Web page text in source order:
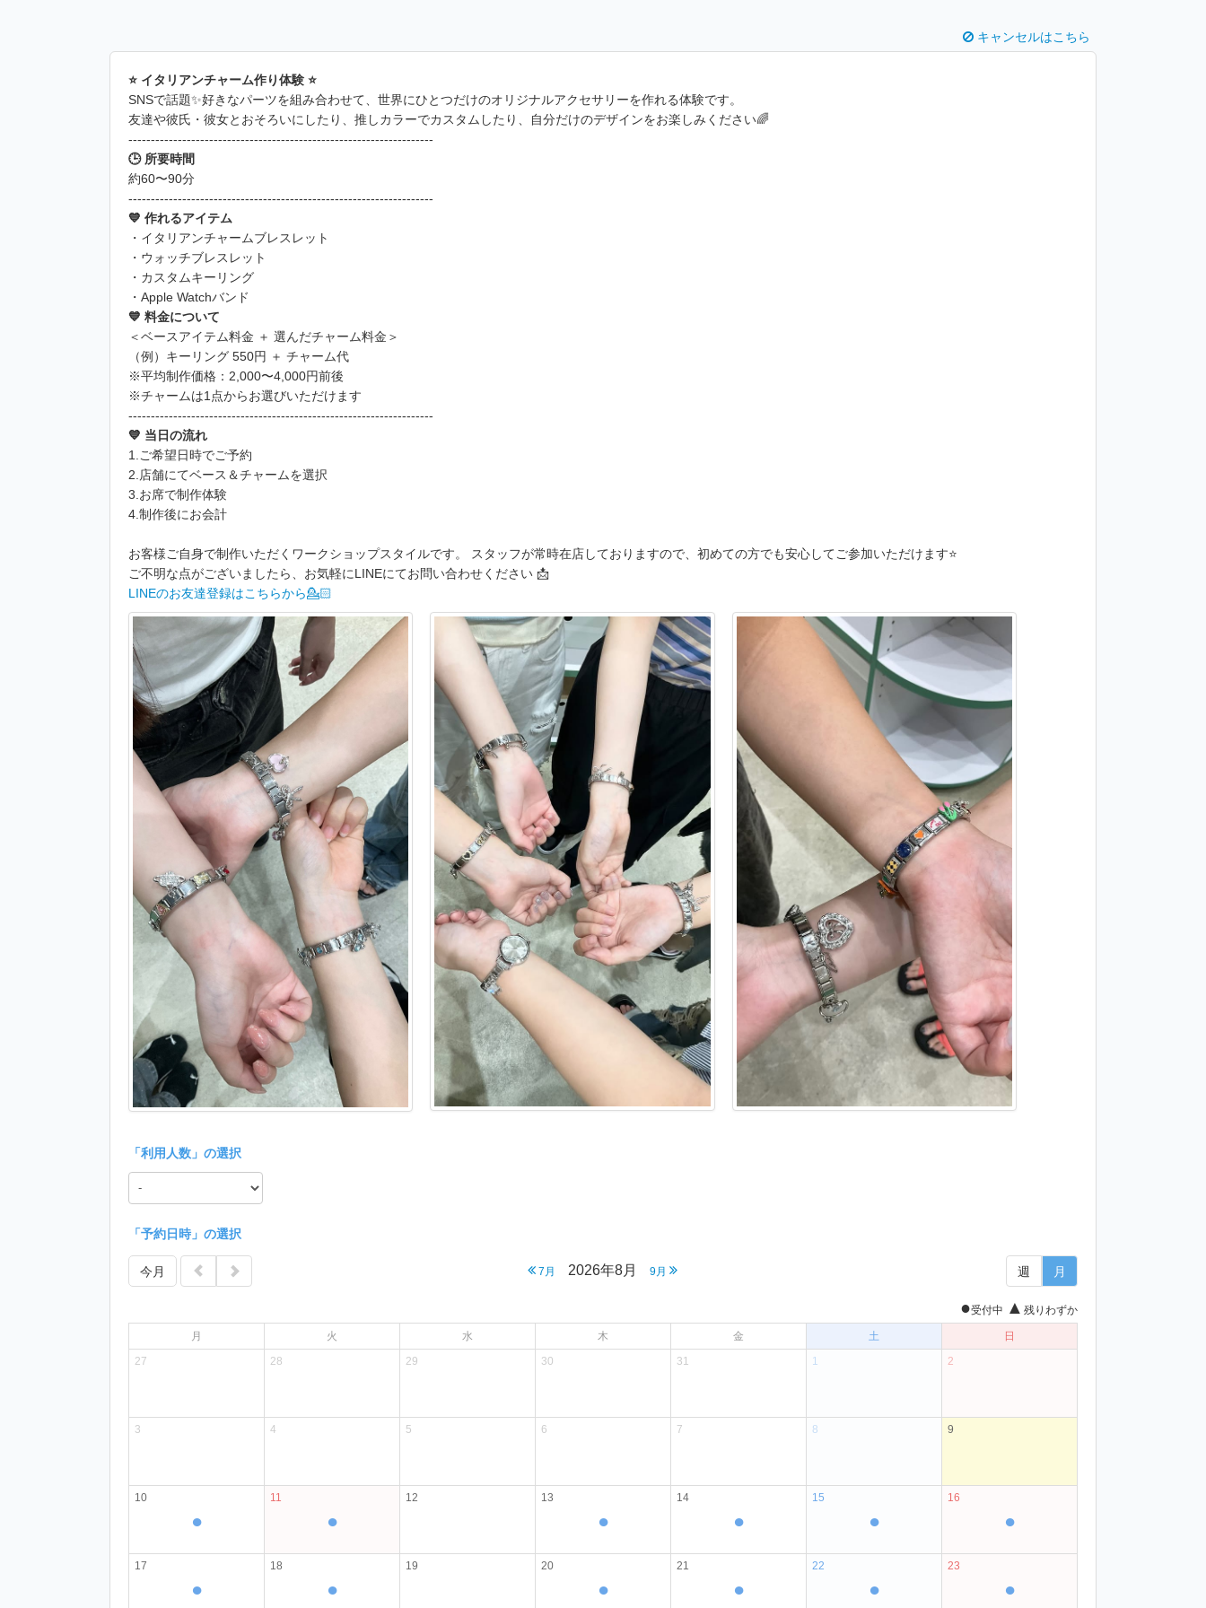
キャンセルはこちら
⭐️ イタリアンチャーム作り体験 ⭐️
SNSで話題✨好きなパーツを組み合わせて、世界にひとつだけのオリジナルアクセサリーを作れる体験です。
友達や彼氏・彼女とおそろいにしたり、推しカラーでカスタムしたり、自分だけのデザインをお楽しみください🌈
--------------------------------------------------------------------
🕒 所要時間
約60〜90分
--------------------------------------------------------------------
💙 作れるアイテム
・イタリアンチャームブレスレット
・ウォッチブレスレット
・カスタムキーリング
・Apple Watchバンド
💙 料金について
＜ベースアイテム料金 ＋ 選んだチャーム料金＞
（例）キーリング 550円 ＋ チャーム代
※平均制作価格：2,000〜4,000円前後
※チャームは1点からお選びいただけます
--------------------------------------------------------------------
💙 当日の流れ
1.ご希望日時でご予約
2.店舗にてベース＆チャームを選択
3.お席で制作体験
4.制作後にお会計
お客様ご自身で制作いただくワークショップスタイルです。 スタッフが常時在店しておりますので、初めての方でも安心してご参加いただけます⭐️
ご不明な点がございましたら、お気軽にLINEにてお問い合わせください 📩
LINEのお友達登録はこちらから💁🏻
「利用人数 」の選択
「予約日時」の選択
今月 7月 2026年8月 9月 週 月
●受付中 ▲ 残りわずか
月 火 水 木 金 土
日
27
28 29 30 31 1 2
3 4 5 6 7 8 9
10
●
11
●
12 13
●
14
●
15
●
16
●
17
●
18
●
19 20
●
21
●
22
●
23
●